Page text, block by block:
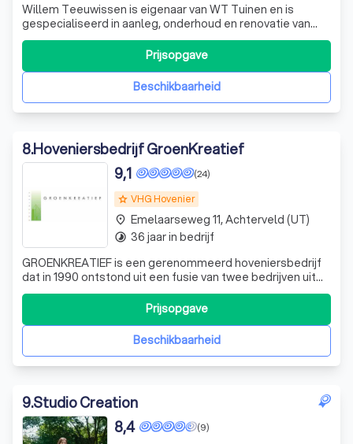
Willem Teeuwissen is eigenaar van WT Tuinen en is
gespecialiseerd in aanleg, onderhoud en renovatie van
tuinen. Daarnaast bouwen wij ook tuinhuizen, blokhutten,
veranda's en overkappingen.
Beschikbaarheid
Prijsopgave
8.Hoveniersbedrijf GroenKreatief
grade VHG Hovenier
(24)
9,1
GROENKREATIEF is een gerenommeerd hoveniersbedrijf
dat in 1990 ontstond uit een fusie van twee bedrijven uit
Leusden en Amersfoort. Met een combinatie van
vakmanschap en moderne technieken, streven we ernaar
om onze klanten te ontzorgen en hun groene dromen te
realiseren. Of u nu een particulier of
Beschikbaarheid
Prijsopgave
place Emelaarseweg 11, Achterveld (UT)
timelapse 36 jaar in bedrijf
9.Studio Creation
(9)
8,4